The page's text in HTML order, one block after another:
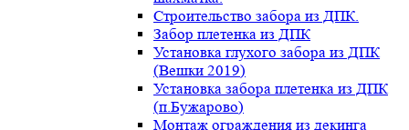
Строительство забора из ДПК.
Забор плетенка из ДПК
Установка глухого забора из ДПК
(Вешки 2019)
Установка забора плетенка из ДПК
(п.Бужарово)
Монтаж ограждения из декинга